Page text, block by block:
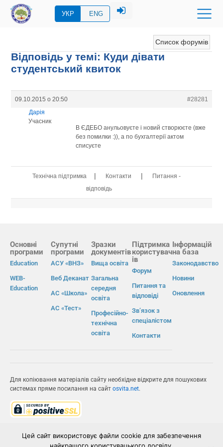
УКР ENG
Список форумів
Відповідь у темі: Куди дівати
студентський квиток
09.10.2015 о 20:50
#28281
Дарія
Учасник
В ЄДЕБО анульовуєте і новий створюєте (вже
без помилки :)), а по бухгалтерії актом
списуєте
Технічна підтримка | Контакти |
Питання -
відповідь
Основні
програми
Education
WEB-
Education
Супутні
програми
АСУ «ВНЗ»
Веб Деканат
АС «Школа»
АС «Тест»
Зразки
документів
Вища освіта
Загальна
середня
освіта
Професійно-
технічна
освіта
Підтримка
користувач
ів
Форум
Питання та
відповіді
Зв’язок з
спеціалістом
Контакти
Інформацій
на база
Законодавство
Новини
Оновлення
Для копіювання матеріалів сайту необхідне відкрите для пошукових
системах пряме посилання на сайт osvita.net.
Цей сайт використовує файли cookie для забезпечення